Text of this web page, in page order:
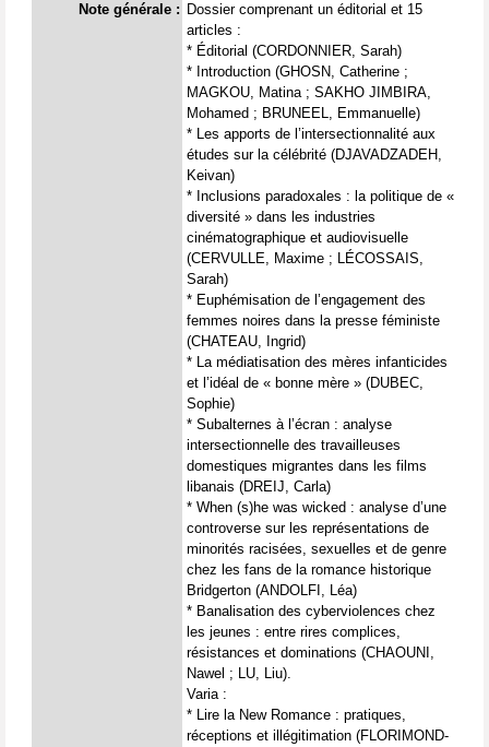
Note générale : Dossier comprenant un éditorial et 15
articles :
* Éditorial (CORDONNIER, Sarah)
* Introduction (GHOSN, Catherine ;
MAGKOU, Matina ; SAKHO JIMBIRA,
Mohamed ; BRUNEEL, Emmanuelle)
* Les apports de l’intersectionnalité aux
études sur la célébrité (DJAVADZADEH,
Keivan)
* Inclusions paradoxales : la politique de «
diversité » dans les industries
cinématographique et audiovisuelle
(CERVULLE, Maxime ; LÉCOSSAIS,
Sarah)
* Euphémisation de l’engagement des
femmes noires dans la presse féministe
(CHATEAU, Ingrid)
* La médiatisation des mères infanticides
et l’idéal de « bonne mère » (DUBEC,
Sophie)
* Subalternes à l’écran : analyse
intersectionnelle des travailleuses
domestiques migrantes dans les films
libanais (DREIJ, Carla)
* When (s)he was wicked : analyse d’une
controverse sur les représentations de
minorités racisées, sexuelles et de genre
chez les fans de la romance historique
Bridgerton (ANDOLFI, Léa)
* Banalisation des cyberviolences chez
les jeunes : entre rires complices,
résistances et dominations (CHAOUNI,
Nawel ; LU, Liu).
Varia :
* Lire la New Romance : pratiques,
réceptions et illégitimation (FLORIMOND-